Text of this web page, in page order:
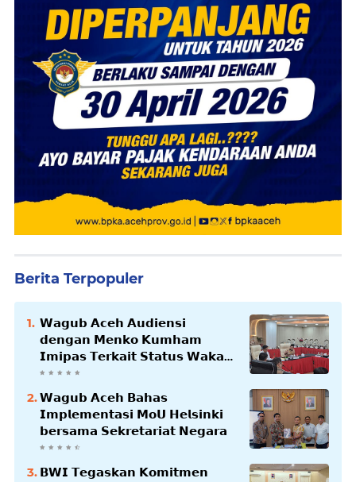
Berita Terpopuler
𝗪𝗮𝗴𝘂𝗯 𝗔𝗰𝗲𝗵 𝗔𝘂𝗱𝗶𝗲𝗻𝘀𝗶
𝗱𝗲𝗻𝗴𝗮𝗻 𝗠𝗲𝗻𝗸𝗼 𝗞𝘂𝗺𝗵𝗮𝗺
𝗜𝗺𝗶𝗽𝗮𝘀 𝗧𝗲𝗿𝗸𝗮𝗶𝘁 𝗦𝘁𝗮𝘁𝘂𝘀 𝗪𝗮𝗸𝗮𝗳
𝗕𝗹𝗮𝗻𝗴𝗽𝗮𝗱𝗮𝗻𝗴
𝗪𝗮𝗴𝘂𝗯 𝗔𝗰𝗲𝗵 𝗕𝗮𝗵𝗮𝘀
𝗜𝗺𝗽𝗹𝗲𝗺𝗲𝗻𝘁𝗮𝘀𝗶 𝗠𝗼𝗨 𝗛𝗲𝗹𝘀𝗶𝗻𝗸𝗶
𝗯𝗲𝗿𝘀𝗮𝗺𝗮 𝗦𝗲𝗸𝗿𝗲𝘁𝗮𝗿𝗶𝗮𝘁 𝗡𝗲𝗴𝗮𝗿𝗮
𝗕𝗪𝗜 𝗧𝗲𝗴𝗮𝘀𝗸𝗮𝗻 𝗞𝗼𝗺𝗶𝘁𝗺𝗲𝗻